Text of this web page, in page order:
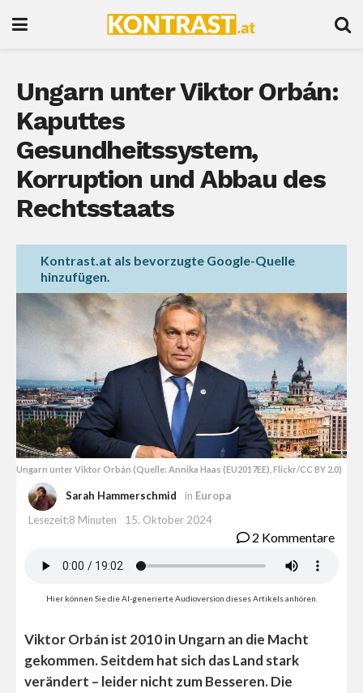
Ungarn unter Viktor Orbán:
Kaputtes
Gesundheitssystem,
Korruption und Abbau des
Rechtsstaats
Kontrast.at als bevorzugte Google-Quelle
hinzufügen.
Ungarn unter Viktor Orbán (Quelle: Annika Haas (EU2017EE), Flickr/CC BY 2.0)
Sarah Hammerschmid in Europa
Lesezeit:8 Minuten
15. Oktober 2024
2 Kommentare
Hier können Sie die AI-generierte Audioversion dieses Artikels anhören.
Viktor Orbán ist 2010 in Ungarn an die Macht
gekommen. Seitdem hat sich das Land stark
verändert – leider nicht zum Besseren. Die